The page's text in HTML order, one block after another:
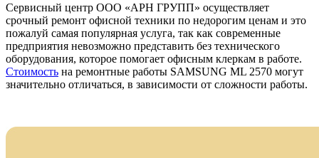
Сервисный центр ООО «АРН ГРУПП» осуществляет
срочный ремонт офисной техники по недорогим ценам и это
пожалуй самая популярная услуга, так как современные
предприятия невозможно представить без технического
оборудования, которое помогает офисным клеркам в работе.
Стоимость на ремонтные работы SAMSUNG ML 2570 могут
значительно отличаться, в зависимости от сложности работы.